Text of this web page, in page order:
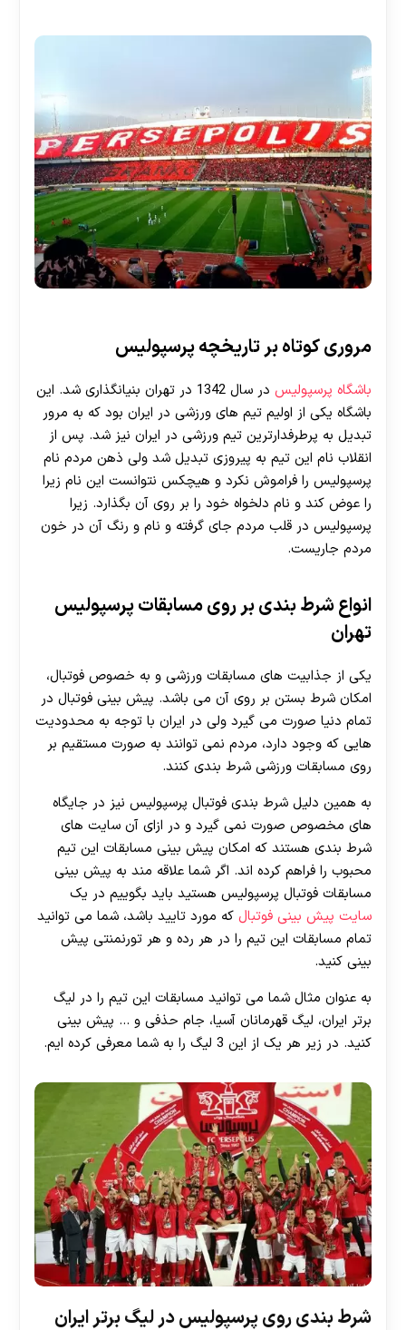
مروری کوتاه بر تاریخچه پرسپولیس
باشگاه پرسپولیس
در سال 1342 در تهران بنیانگذاری شد. این
باشگاه یکی از اولیم تیم های ورزشی در ایران بود که به مرور
تبدیل به پرطرفدارترین تیم ورزشی در ایران نیز شد. پس از
انقلاب نام این تیم به پیروزی تبدیل شد ولی ذهن مردم نام
پرسپولیس را فراموش نکرد و هیچکس نتوانست این نام زیرا
را عوض کند و نام دلخواه خود را بر روی آن بگذارد. زیرا
پرسپولیس در قلب مردم جای گرفته و نام و رنگ آن در خون
مردم جاریست.
انواع شرط بندی بر روی مسابقات پرسپولیس
تهران
یکی از جذابیت های مسابقات ورزشی و به خصوص فوتبال،
امکان شرط بستن بر روی آن می باشد. پیش بینی فوتبال در
تمام دنیا صورت می گیرد ولی در ایران با توجه به محدودیت
هایی که وجود دارد، مردم نمی توانند به صورت مستقیم بر
روی مسابقات ورزشی شرط بندی کنند.
به همین دلیل شرط بندی فوتبال پرسپولیس نیز در جایگاه
های مخصوص صورت نمی گیرد و در ازای آن سایت های
شرط بندی هستند که امکان پیش بینی مسابقات این تیم
محبوب را فراهم کرده اند. اگر شما علاقه مند به پیش بینی
مسابقات فوتبال پرسپولیس هستید باید بگوییم در یک
سایت پیش بینی فوتبال که مورد تایید باشد، شما می توانید
تمام مسابقات این تیم را در هر رده و هر تورنمنتی پیش
بینی کنید.
به عنوان مثال شما می توانید مسابقات این تیم را در لیگ
برتر ایران، لیگ قهرمانان آسیا، جام حذفی و … پیش بینی
کنید. در زیر هر یک از این 3 لیگ را به شما معرفی کرده ایم.
شرط بندی روی پرسپولیس در لیگ برتر ایران